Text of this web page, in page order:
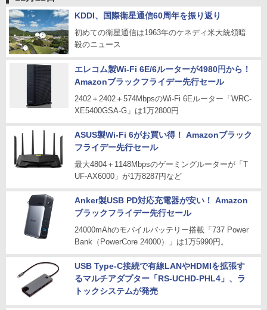
KDDI、国際衛星通信60周年を振り返り
初めての衛星通信は1963年のケネディ米大統領暗
殺のニュース
エレコム製Wi-Fi 6E/6ルーターが4980円から！
Amazonブラックフライデー先行セール
2402＋2402＋574MbpsのWi-Fi 6Eルーター「WRC-
XE5400GSA-G」は1万2800円
ASUS製Wi-Fi 6がお買い得！ Amazonブラック
フライデー先行セール
最大4804＋1148Mbpsのゲーミングルーターが「T
UF-AX6000」が1万8287円など
Anker製USB PD対応充電器が安い！ Amazon
ブラックフライデー先行セール
24000mAhのモバイルバッテリー搭載「737 Power
Bank（PowerCore 24000）」は1万5990円。
USB Type-C接続で有線LANやHDMIを拡張す
るマルチアダプター「RS-UCHD-PHL4」、ラ
トックシステムが発売